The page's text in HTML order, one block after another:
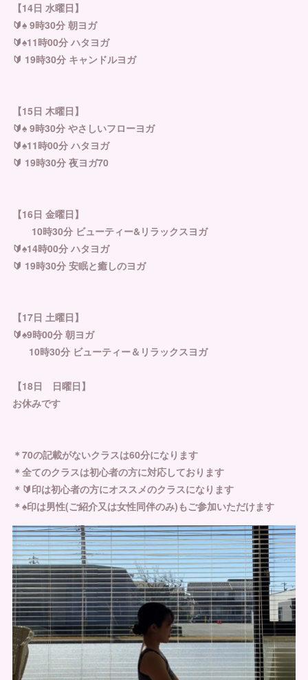
【14日 水曜日】
🔰♠︎ 9時30分 朝ヨガ
🔰♠︎11時00分 ハタヨガ
🔰 19時30分 キャンドルヨガ
【15日 木曜日】
🔰♠︎ 9時30分 やさしいフローヨガ
🔰♠︎11時00分 ハタヨガ
🔰 19時30分 夜ヨガ70
【16日 金曜日】
10時30分 ビューティー&リラックスヨガ
🔰♠︎14時00分 ハタヨガ
🔰 19時30分 安眠と癒しのヨガ
【17日 土曜日】
🔰♠︎9時00分 朝ヨガ
10時30分 ビューティー＆リラックスヨガ
【18日 日曜日】
お休みです
＊70の記載がないクラスは60分になります
＊全てのクラスは初心者の方に対応しております
＊🔰印は初心者の方にオススメのクラスになります
＊♠︎印は男性(ご紹介又は女性同伴のみ)もご参加いただけます